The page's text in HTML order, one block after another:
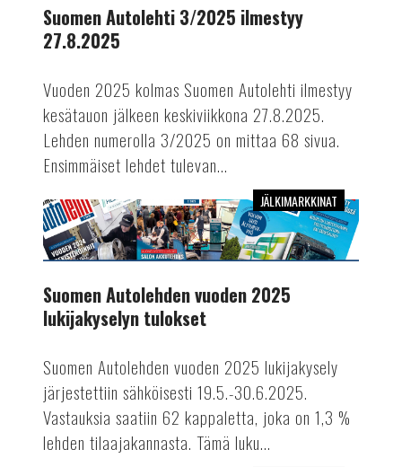
Suomen Autolehti 3/2025 ilmestyy
27.8.2025
Vuoden 2025 kolmas Suomen Autolehti ilmestyy
kesätauon jälkeen keskiviikkona 27.8.2025.
Lehden numerolla 3/2025 on mittaa 68 sivua.
Ensimmäiset lehdet tulevan...
Suomen
Autolehden
vuoden
lukijakyselyn
tulokset
JÄLKIMARKKINAT
Suomen Autolehden vuoden 2025
lukijakyselyn tulokset
Suomen Autolehden vuoden 2025 lukijakysely
järjestettiin sähköisesti 19.5.-30.6.2025.
Vastauksia saatiin 62 kappaletta, joka on 1,3 %
lehden tilaajakannasta. Tämä luku...